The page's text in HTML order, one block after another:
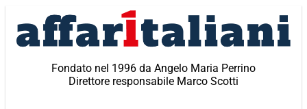
contenuto
Fondato nel 1996 da Angelo Maria Perrino
Direttore responsabile Marco Scotti